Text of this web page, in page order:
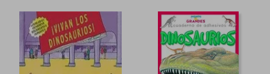
45% $ 37.24 45%